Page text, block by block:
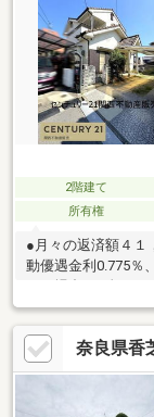
2階建て
所有権
●月々の返済額４
動優遇金利0.775％
にて住宅ローン金
市逢坂2丁目 中古
き家の為いつでも
あります。長年、
奈良県香